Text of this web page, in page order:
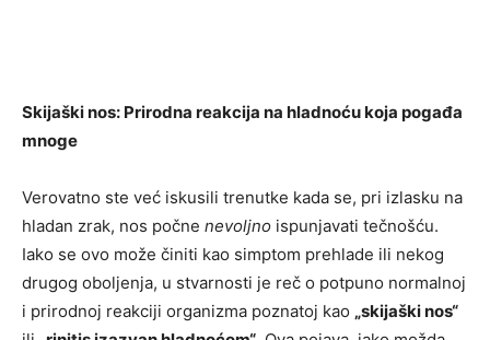
Skijaški nos: Prirodna reakcija na hladnoću koja pogađa
mnoge
Verovatno ste već iskusili trenutke kada se, pri izlasku na
hladan zrak, nos počne nevoljno ispunjavati tečnošću.
Iako se ovo može činiti kao simptom prehlade ili nekog
drugog oboljenja, u stvarnosti je reč o potpuno normalnoj
i prirodnoj reakciji organizma poznatoj kao „skijaški nos“